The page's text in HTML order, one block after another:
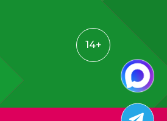
14+